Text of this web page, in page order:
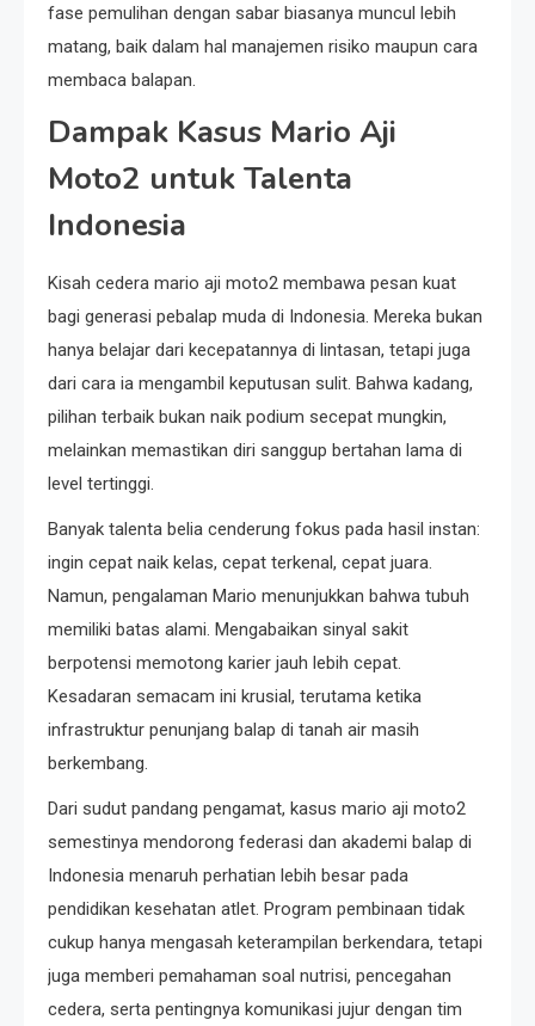
fase pemulihan dengan sabar biasanya muncul lebih
matang, baik dalam hal manajemen risiko maupun cara
membaca balapan.
Dampak Kasus Mario Aji
Moto2 untuk Talenta
Indonesia
Kisah cedera mario aji moto2 membawa pesan kuat
bagi generasi pebalap muda di Indonesia. Mereka bukan
hanya belajar dari kecepatannya di lintasan, tetapi juga
dari cara ia mengambil keputusan sulit. Bahwa kadang,
pilihan terbaik bukan naik podium secepat mungkin,
melainkan memastikan diri sanggup bertahan lama di
level tertinggi.
Banyak talenta belia cenderung fokus pada hasil instan:
ingin cepat naik kelas, cepat terkenal, cepat juara.
Namun, pengalaman Mario menunjukkan bahwa tubuh
memiliki batas alami. Mengabaikan sinyal sakit
berpotensi memotong karier jauh lebih cepat.
Kesadaran semacam ini krusial, terutama ketika
infrastruktur penunjang balap di tanah air masih
berkembang.
Dari sudut pandang pengamat, kasus mario aji moto2
semestinya mendorong federasi dan akademi balap di
Indonesia menaruh perhatian lebih besar pada
pendidikan kesehatan atlet. Program pembinaan tidak
cukup hanya mengasah keterampilan berkendara, tetapi
juga memberi pemahaman soal nutrisi, pencegahan
cedera, serta pentingnya komunikasi jujur dengan tim